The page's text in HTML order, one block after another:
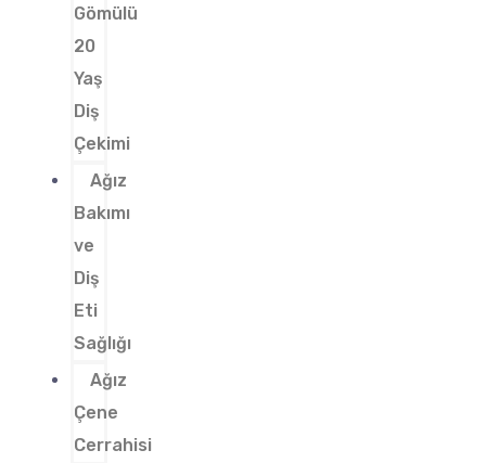
Gömülü
20
Yaş
Diş
Çekimi
Ağız
Bakımı
ve
Diş
Eti
Sağlığı
Ağız
Çene
Cerrahisi